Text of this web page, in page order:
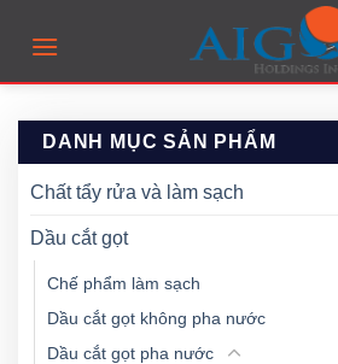
DANH MỤC SẢN PHẨM
Chất tẩy rửa và làm sạch
Dầu cắt gọt
Chế phẩm làm sạch
Dầu cắt gọt không pha nước
Dầu cắt gọt pha nước